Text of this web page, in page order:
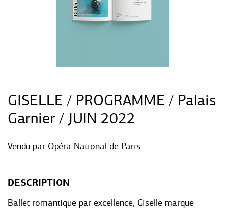
GISELLE / PROGRAMME / Palais
Garnier / JUIN 2022
Vendu par Opéra National de Paris
DESCRIPTION
Ballet romantique par excellence, Giselle marque